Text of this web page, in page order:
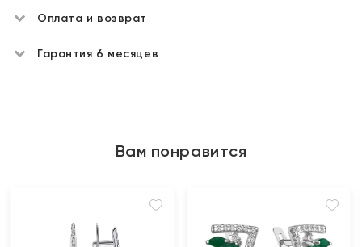
Оплата и возврат
Гарантия 6 месяцев
Вам понравится